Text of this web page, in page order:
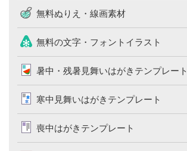
無料ぬりえ・線画素材
無料の文字・フォントイラスト
暑中・残暑見舞いはがきテンプレート
寒中見舞いはがきテンプレート
喪中はがきテンプレート